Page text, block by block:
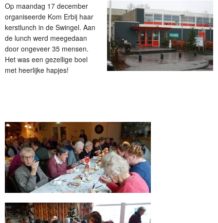
Op maandag 17 december
organiseerde Kom Erbij haar
kerstlunch in de Swingel. Aan
de lunch werd meegedaan
door ongeveer 35 mensen.
Het was een gezellige boel
met heerlijke hapjes!